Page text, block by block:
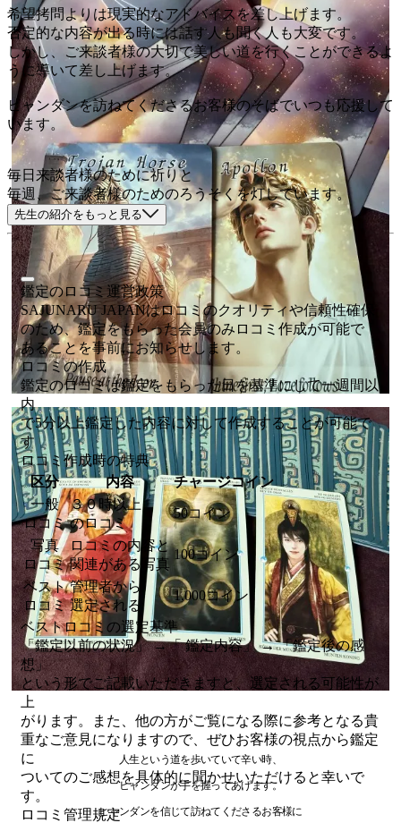
人生という道を歩いていて辛い時、
ヒャンダンが手を握ってあげます。
ヒャンダンを信じて訪ねてくださるお客様に
希望拷問よりは現実的なアドバイスを差し上げます。
否定的な内容が出る時には話す人も聞く人も大変です。
しかし、ご来談者様の大切で美しい道を行くことができるよ
うに導いて差し上げます。
ヒャンダンを訪ねてくださるお客様のそばでいつも応援して
います。
毎日来談者様のために祈りと
毎週、ご来談者様のためのろうそくを灯しています。
先生の紹介をもっと見る
鑑定のロコミ運営政策
SAJUNARU JAPANはロコミのクオリティや信頼性確保
のため、鑑定をもらった会員のみロコミ作成が可能で
あることを事前にお知らせします。
ロコミの作成
鑑定のロコミは鑑定をもらった日を基準にして一週間以
内
で5分以上鑑定した内容に対して作成することが可能で
す
ロコミ作成時の特典
区分
内容
チャージコイン
一般
ロコミ
３０時以上
のロコミ
50コイン
写真
ロコミ
ロコミの内容と
関連がある写真
100コイン
ベスト
ロコミ
管理者から
選定される
1,000コイン
ベストロコミの選定基準
「鑑定以前の状況」 →「 鑑定内容」 → 「鑑定後の感
想」
という形でご記載いただきますと、選定される可能性が
上
がります。また、他の方がご覧になる際に参考となる貴
重なご意見になりますので、ぜひお客様の視点から鑑定
に
ついてのご感想を具体的に聞かせいただけると幸いで
す。
ロコミ管理規定